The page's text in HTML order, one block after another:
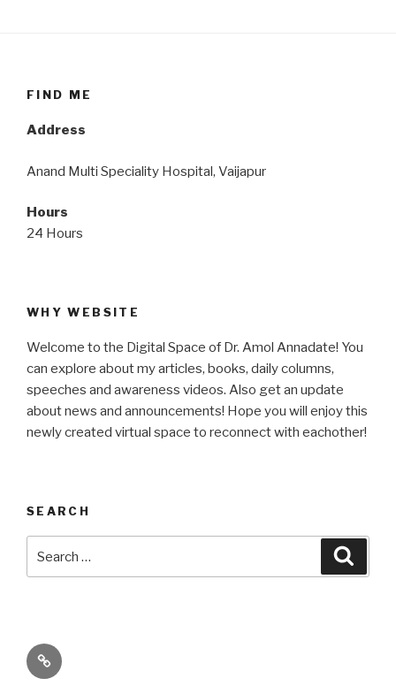
FIND ME
Address
Anand Multi Speciality Hospital, Vaijapur
Hours
24 Hours
WHY WEBSITE
Welcome to the Digital Space of Dr. Amol Annadate! You
can explore about my articles, books, daily columns,
speeches and awareness videos. Also get an update
about news and announcements! Hope you will enjoy this
newly created virtual space to reconnect with eachother!
SEARCH
for:
Its
High